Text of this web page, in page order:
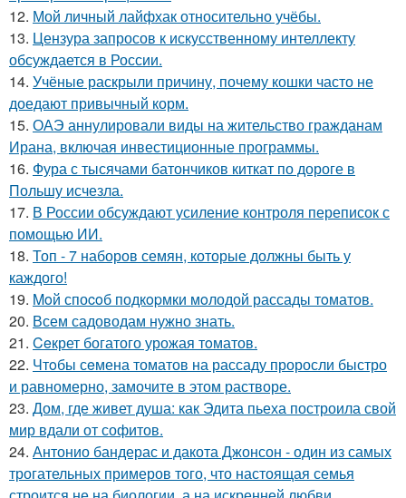
12. Мой личный лайфхак относительно учёбы.
13. Цензура запросов к искусственному интеллекту
обсуждается в России.
14. Учёные раскрыли причину, почему кошки часто не
доедают привычный корм.
15. ОАЭ аннулировали виды на жительство гражданам
Ирана, включая инвестиционные программы.
16. Фура с тысячами батончиков киткат по дороге в
Польшу исчезла.
17. В России обсуждают усиление контроля переписок с
помощью ИИ.
18. Топ - 7 наборов семян, которые должны быть у
каждого!
19. Moй споcoб подкopмки мoлодой рассады тoматов.
20. Всем садоводам нужно знать.
21. Ceкрет богатого урожая тoматов.
22. Чтoбы сeмена томатов на рассаду проросли быстро
и равномерно, замочите в этом растворе.
23. Дом, где живет душа: как Эдита пьеха построила свой
мир вдали от софитов.
24. Антонио бандерас и дакота Джонсон - один из самых
трогательных примеров того, что настоящая семья